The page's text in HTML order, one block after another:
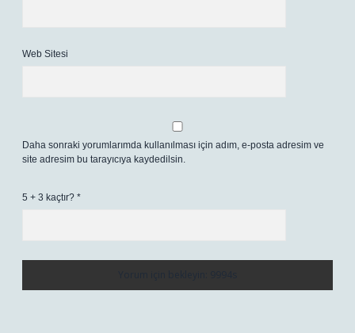
Web Sitesi
Daha sonraki yorumlarımda kullanılması için adım, e-posta adresim ve
site adresim bu tarayıcıya kaydedilsin.
5 + 3 kaçtır? *